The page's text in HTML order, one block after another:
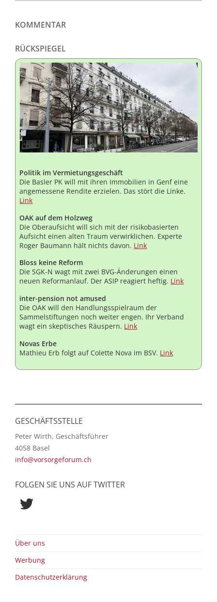
KOMMENTAR
RÜCKSPIEGEL
Politik im Vermietungsgeschäft
Die Basler PK will mit ihren Immobilien in Genf eine
angemessene Rendite erzielen. Das stört die Linke.
Link
OAK auf dem Holzweg
Die Oberaufsicht will sich mit der risikobasierten
Aufsicht einen alten Traum verwirklichen. Experte
Roger Baumann hält nichts davon. Link
Bloss keine Reform
Die SGK-N wagt mit zwei BVG-Änderungen einen
neuen Reformanlauf. Der ASIP reagiert heftig. Link
inter-pension not amused
Die OAK will den Handlungsspielraum der
Sammelstiftungen noch weiter engen. Ihr Verband
wagt ein skeptisches Räuspern. Link
Novas Erbe
Mathieu Erb folgt auf Colette Nova im BSV. Link
GESCHÄFTSSTELLE
Peter Wirth, Geschäftsführer
4058 Basel
info@vorsorgeforum.ch
FOLGEN SIE UNS AUF TWITTER
Über uns
Werbung
Datenschutzerklärung